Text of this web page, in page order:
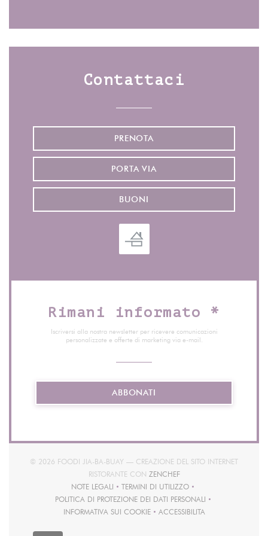
Facebook ((apre una nuova
Instagram ((apre una
Contattaci
PRENOTA
PORTA VIA
BUONI
Rimani informato *
Iscriversi alla nostra newsletter per ricevere comunicazioni
personalizzate e offerte di marketing via e-mail.
ABBONATI
© 2026 FOODI JIA-BA-BUAY — CREAZIONE DEL SITO INTERNET
RISTORANTE CON ZENCHEF((APRE UNA NUOVA
NOTE LEGALI
((APRE UNA NUOVA FINESTRA))
TERMINI DI UTILIZZO
((APRE UNA NUOVA FINESTRA))
POLITICA DI PROTEZIONE DEI DATI PERSONALI
((APRE UNA NUOVA FINESTRA))
INFORMATIVA SUI COOKIE
((APRE UNA NUOVA FINESTRA))
ACCESSIBILITA
((APRE UNA NUOVA